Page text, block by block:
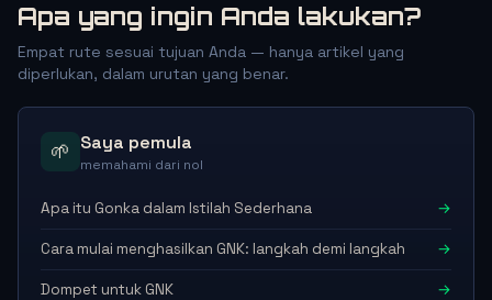
Apa yang ingin Anda lakukan?
Empat rute sesuai tujuan Anda — hanya artikel yang
diperlukan, dalam urutan yang benar.
🌱 Saya pemula
memahami dari nol
Apa itu Gonka dalam Istilah Sederhana →
Cara mulai menghasilkan GNK: langkah demi langkah →
Dompet untuk GNK →